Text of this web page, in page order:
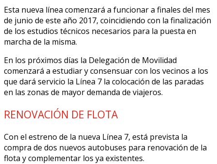
Esta nueva línea comenzará a funcionar a finales del mes
de junio de este año 2017, coincidiendo con la finalización
de los estudios técnicos necesarios para la puesta en
marcha de la misma.
En los próximos días la Delegación de Movilidad
comenzará a estudiar y consensuar con los vecinos a los
que dará servicio la Línea 7 la colocación de las paradas
en las zonas de mayor demanda de viajeros.
RENOVACIÓN DE FLOTA
Con el estreno de la nueva Línea 7, está prevista la
compra de dos nuevos autobuses para renovación de la
flota y complementar los ya existentes.